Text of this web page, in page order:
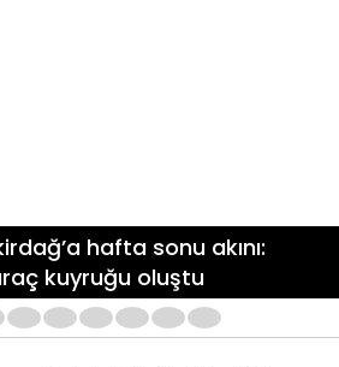
hafta sonu akını:
kuyruğu oluştu